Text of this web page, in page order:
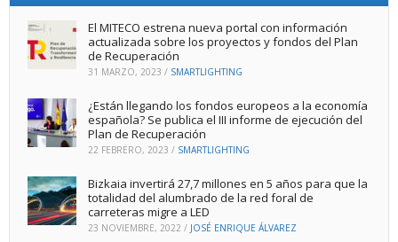
El MITECO estrena nueva portal con información
actualizada sobre los proyectos y fondos del Plan
de Recuperación
31 MARZO, 2023 / SMARTLIGHTING
¿Están llegando los fondos europeos a la economía
española? Se publica el III informe de ejecución del
Plan de Recuperación
22 FEBRERO, 2023 / SMARTLIGHTING
Bizkaia invertirá 27,7 millones en 5 años para que la
totalidad del alumbrado de la red foral de
carreteras migre a LED
23 NOVIEMBRE, 2022 / JOSÉ ENRIQUE ÁLVAREZ